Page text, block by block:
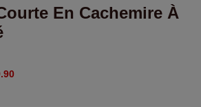
En Cachemire À